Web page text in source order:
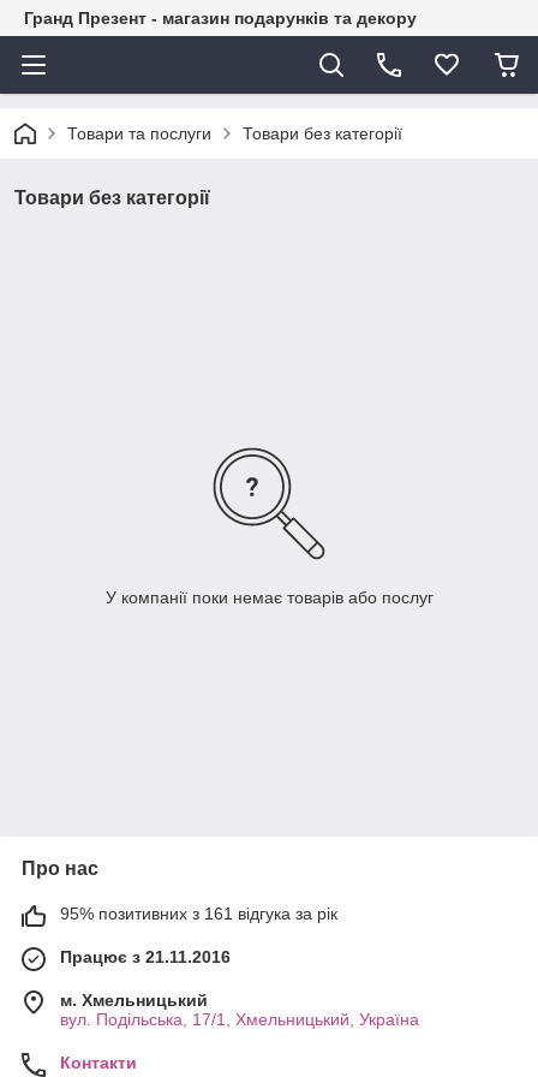
Гранд Презент - магазин подарунків та декору
Товари та послуги Товари без категорії
Товари без категорії
У компанії поки немає товарів або послуг
Про нас
95% позитивних з 161 відгука за рік
Працює з 21.11.2016
м. Хмельницький
вул. Подільська, 17/1, Хмельницький, Україна
Контакти